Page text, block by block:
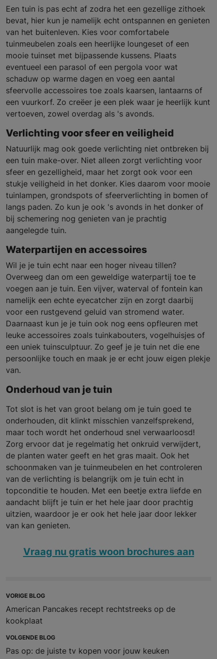
Een tuin is pas echt af zodra het een gezellige zithoek
bevat, hier kun je namelijk echt ontspannen en genieten
van het buitenleven. Kies voor comfortabele
tuinmeubelen zoals een heerlijke loungeset of een
mooie tuinset met bijpassende kussens. Plaats
eventueel een parasol of een pergola voor wat
schaduw op warme dagen en voeg een aantal
sfeervolle accessoires toe zoals kaarsen, lantaarns of
een vuurkorf. Zo creëer je een plek waar je heerlijk kunt
vertoeven, zowel overdag als 's avonds.
Verlichting voor sfeer en veiligheid
Natuurlijk mag ook goede verlichting niet ontbreken bij
een tuin make-over. Niet alleen zorgt verlichting voor
sfeer en gezelligheid, maar het zorgt ook voor een
stukje veiligheid in het donker. Kies daarom voor mooie
tuinlampen, grondspots of sfeerverlichting in bomen of
langs paden. Zo kun je ook 's avonds in het donker of
bij schemering nog genieten van je prachtig
aangelegde tuin.
Waterpartijen en accessoires
Wil je je tuin echt naar een hoger niveau tillen?
Overweeg dan om een geweldige waterpartij toe te
voegen aan je tuin. Een vijver, waterval of fontein kan
namelijk een echte eyecatcher zijn en zorgt daarbij
voor een rustgevend geluid van stromend water.
Daarnaast kun je je tuin ook nog eens opfleuren met
leuke accessoires zoals tuinkabouters, vogelhuisjes of
een uniek tuinsculptuur. Zo geef je je tuin net die ene
persoonlijke touch en maak je er echt jouw eigen plekje
van.
Onderhoud van je tuin
Tot slot is het van groot belang om je tuin goed te
onderhouden, dit klinkt misschien vanzelfsprekend,
maar toch wordt het onderhoud snel verwaarloosd!
Zorg ervoor dat je regelmatig het onkruid verwijdert,
de planten water geeft en het gras maait. Ook het
schoonmaken van je tuinmeubelen en het controleren
van de verlichting is belangrijk om je tuin echt in
topconditie te houden. Met een beetje extra liefde en
aandacht blijft je tuin er het hele jaar door prachtig
uitzien, waardoor je er ook het hele jaar door lekker
van kan genieten.
Vraag nu gratis woon brochures aan
VORIGE BLOG
American Pancakes recept rechtstreeks op de
kookplaat
VOLGENDE BLOG
Pas op: de juiste tv kopen voor jouw keuken